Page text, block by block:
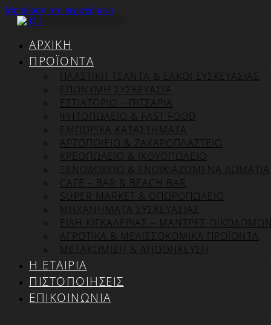
Μετάβαση στο περιεχόμενο
ΑΡΧΙΚΉ
ΠΡΟΪΌΝΤΑ
ΠΛΑΣΤΙΚΗ ΤΣΑΝΤΑ & ΣΑΚΟΙ ΣΥΣΚΕΥΑΣΙΑΣ
ΕΠΏΝΥΜΗ ΣΥΣΚΕΥΑΣΊΑ
ΕΣΤΙΑΤΟΡΙΟ – ΠΙΤΣΑΡΙΑ
ΨΗΤΟΠΩΛΕΙΟ & FAST FOOD
ΕΜΠΟΡΙΚΑ ΚΑΤΑΣΤΗΜΑΤΑ
ΑΡΤΟΠΟΙΕΙΟ & ΖΑΧΑΡΟΠΛΑΣΤΕΙΟ
ΚΡΕΟΠΩΛΕΙΟ & ΙΧΘΥΟΠΩΛΕΙΟ
ΞΕΝΟΔΟΧΕΙΟ & ΕΝΟΙΚΙΑΖΟΜΕΝΑ ΔΩΜΑΤΙΑ
CAFÉ – BAR & BEACH BAR
SUPER MARKET & ΟΠΩΡΟΠΩΛΕΙΟ
ΜΗΧΑΝΗΜΑΤΑ ΣΥΣΚΕΥΑΣΙΑΣ
ΕΙΔΗ ΚΙΓΚΑΛΕΡΙΑΣ – ΜΑΝΤΡΕΣ
ΑΓΡΟΤΙΚΑ & ΜΕΛΙΣΣΟΚΟΜΙΚΑ ΠΡΟΪΟΝΤΑ
ΜΕΤΑΚΟΜΙΣΗ & ΑΠΟΘΗΚΕΥΣΗ
Η ΕΤΑΙΡΊΑ
ΠΙΣΤΟΠΟΙΉΣΕΙΣ
ΕΠΙΚΟΙΝΩΝΊΑ